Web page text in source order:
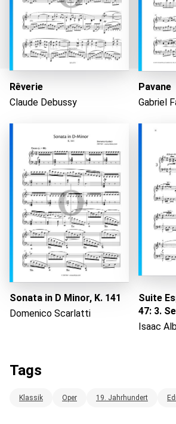
Rêverie
Claude Debussy
Pavane
Gabriel
Sonata in D Minor, K. 141
Domenico Scarlatti
Suite
47: 3.
Isaac
Tags
Klassik Oper 19. Jahrhundert